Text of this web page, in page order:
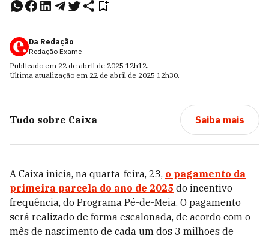
Da Redação
Redação Exame
Publicado em 22 de abril de 2025 12h12.
Última atualização em 22 de abril de 2025 12h30.
Tudo sobre Caixa Saiba mais
A Caixa inicia, na quarta-feira, 23, o pagamento da
primeira parcela do ano de 2025 do incentivo
frequência, do Programa Pé-de-Meia. O pagamento
será realizado de forma escalonada, de acordo com o
mês de nascimento de cada um dos 3 milhões de